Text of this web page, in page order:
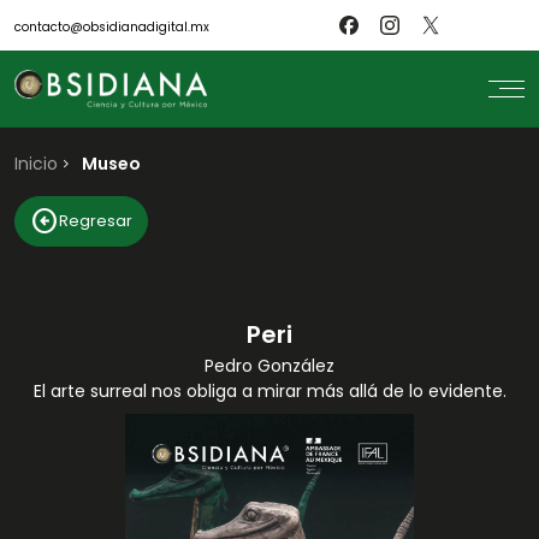
contacto@obsidianadigital.mx
search
Inicio
Nosotros
Revistas
Inicio Museo
arrow_circle_leftRegresar
Peri
Pedro González
El arte surreal nos obliga a mirar más allá de lo evidente.